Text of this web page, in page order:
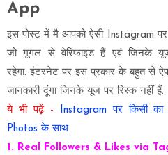
App
इस पोस्ट में मै आपको ऐसी Instagram पर
जो गूगल से वेरिफाइड हैं एवं जिनके यूज
रहेगा. इंटरनेट पर इस प्रकार के बहुत से
जानकारी दूंगा जिनके यूज पर रिस्क नहीं हैं.
ये भी पढ़ें -
Instagram पर किसी
Photos के साथ
1. Real Followers & Likes via